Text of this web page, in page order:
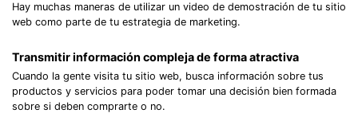
Hay muchas maneras de utilizar un video de demostración de tu sitio
web como parte de tu estrategia de marketing.
Transmitir información compleja de forma atractiva
Cuando la gente visita tu sitio web, busca información sobre tus
productos y servicios para poder tomar una decisión bien formada
sobre si deben comprarte o no.